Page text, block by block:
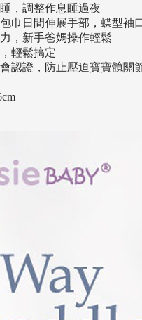
，調整作息睡過夜
巾日間伸展手部，蝶型袖
，新手爸媽操作輕鬆
輕鬆搞定
認證，防止壓迫寶寶髖關